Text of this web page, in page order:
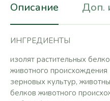
Описание Доп.
ИНГРЕДИЕНТЫ
изолят растительных
животного происхождения
зерновых культур,
белков животного